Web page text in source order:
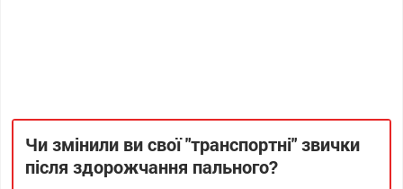
Чи змінили ви свої "транспортні" звички
після здорожчання пального?